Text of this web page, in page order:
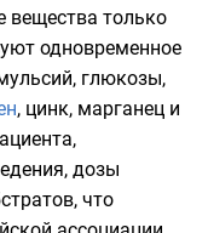
вещества только
одновременное
глюкозы,
, цинк, марганец и
дозы
что